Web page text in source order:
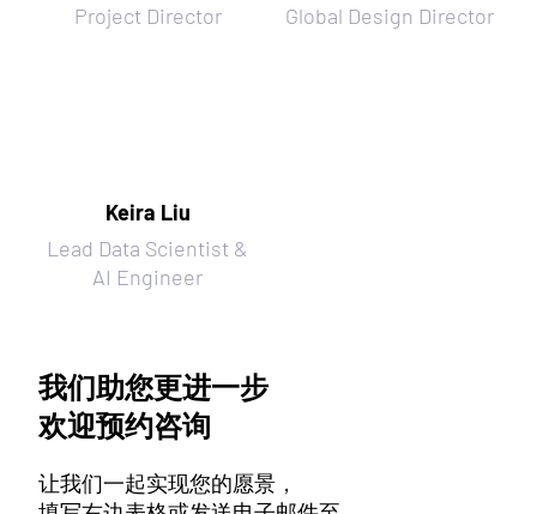
Project Director
Global Design Director
Keira Liu
Lead Data Scientist &
AI Engineer
我们助您更进一步
欢迎预约咨询
让我们一起实现您的愿景，